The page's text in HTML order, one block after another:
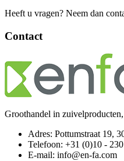
Heeft u vragen? Neem dan
Contact
Groothandel in
Adres: Pottumstraat 19,
Telefoon: +31 (0)10 -
E-mail: info@en-fa.com